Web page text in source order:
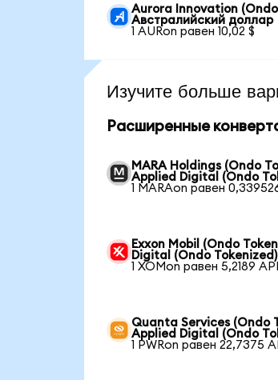
Aurora Innovation
Австралийский доллар
1 AURon равен 10,02 $
Изучите больше
Расширенные
MARA Holdings (Ondo
Applied Digital (Ondo
1 MARAon равен
Exxon Mobil (Ondo
Digital (Ondo Tokenized)
1 XOMon равен 5,2189
Quanta Services (Ondo
Applied Digital (Ondo
1 PWRon равен 22,7375